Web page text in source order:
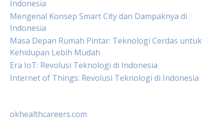
Indonesia
Mengenal Konsep Smart City dan Dampaknya di
Indonesia
Masa Depan Rumah Pintar: Teknologi Cerdas untuk
Kehidupan Lebih Mudah
Era IoT: Revolusi Teknologi di Indonesia
Internet of Things: Revolusi Teknologi di Indonesia
okhealthcareers.com